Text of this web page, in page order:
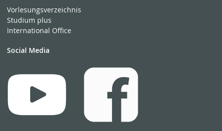
Vorlesungsverzeichnis
Studium plus
International Office
Social Media